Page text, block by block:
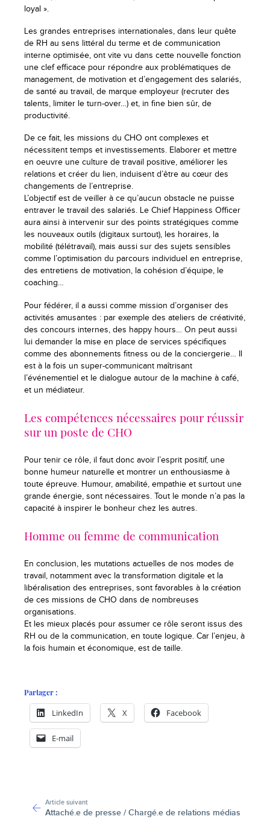
loyal ».
Les grandes entreprises internationales, dans leur quête
de RH au sens littéral du terme et de communication
interne optimisée, ont vite vu dans cette nouvelle fonction
une clef efficace pour répondre aux problématiques de
management, de motivation et d’engagement des salariés,
de santé au travail, de marque employeur (recruter des
talents, limiter le turn-over…) et, in fine bien sûr, de
productivité.
De ce fait, les missions du CHO ont complexes et
nécessitent temps et investissements. Elaborer et mettre
en oeuvre une culture de travail positive, améliorer les
relations et créer du lien, induisent d’être au cœur des
changements de l’entreprise.
L’objectif est de veiller à ce qu’aucun obstacle ne puisse
entraver le travail des salariés. Le Chief Happiness Officer
aura ainsi à intervenir sur des points stratégiques comme
les nouveaux outils (digitaux surtout), les horaires, la
mobilité (télétravail), mais aussi sur des sujets sensibles
comme l’optimisation du parcours individuel en entreprise,
des entretiens de motivation, la cohésion d’équipe, le
coaching…
Pour fédérer, il a aussi comme mission d’organiser des
activités amusantes : par exemple des ateliers de créativité,
des concours internes, des happy hours… On peut aussi
lui demander la mise en place de services spécifiques
comme des abonnements fitness ou de la conciergerie… Il
est à la fois un super-communicant maîtrisant
l’événementiel et le dialogue autour de la machine à café,
et un médiateur.
Les compétences nécessaires pour réussir
sur un poste de CHO
Pour tenir ce rôle, il faut donc avoir l’esprit positif, une
bonne humeur naturelle et montrer un enthousiasme à
toute épreuve. Humour, amabilité, empathie et surtout une
grande énergie, sont nécessaires. Tout le monde n’a pas la
capacité à inspirer le bonheur chez les autres.
Homme ou femme de communication
En conclusion, les mutations actuelles de nos modes de
travail, notamment avec la transformation digitale et la
libéralisation des entreprises, sont favorables à la création
de ces missions de CHO dans de nombreuses
organisations.
Et les mieux placés pour assumer ce rôle seront issus des
RH ou de la communication, en toute logique. Car l’enjeu, à
la fois humain et économique, est de taille.
Partager :
LinkedIn X Facebook
E-mail
Article suivant
Attaché.e de presse / Chargé.e de relations médias